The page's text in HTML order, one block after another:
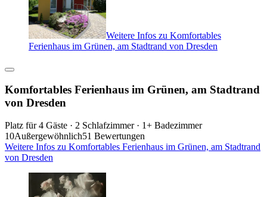
Weitere Infos zu Komfortables
Ferienhaus im Grünen, am Stadtrand von Dresden
Komfortables Ferienhaus im Grünen, am Stadtrand
von Dresden
Platz für 4 Gäste · 2 Schlafzimmer · 1+ Badezimmer
10Außergewöhnlich51 Bewertungen
Weitere Infos zu Komfortables Ferienhaus im Grünen, am Stadtrand
von Dresden